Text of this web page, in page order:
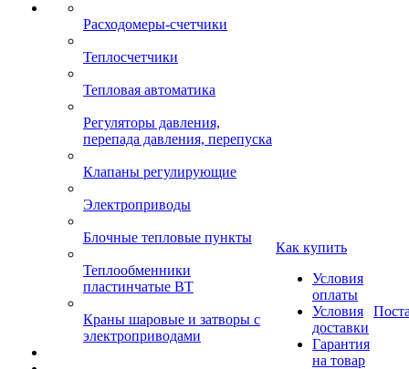
Расходомеры-счетчики
Теплосчетчики
Тепловая автоматика
Регуляторы давления,
перепада давления, перепуска
Клапаны регулирующие
Электроприводы
Блочные тепловые пункты
Теплообменники
пластинчатые ВТ
Краны шаровые и затворы с
электроприводами
Как купить
Условия
оплаты
Условия
доставки
Гарантия
на товар